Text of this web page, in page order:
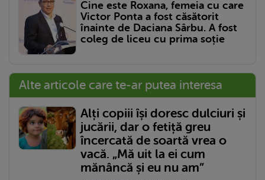
Cine este Roxana, femeia cu care
Victor Ponta a fost căsătorit
înainte de Daciana Sârbu. A fost
coleg de liceu cu prima soție
Alte articole care te-ar putea interesa
Alți copiii își doresc dulciuri și
jucării, dar o fetiță greu
încercată de soartă vrea o
vacă. „Mă uit la ei cum
mănâncă și eu nu am”